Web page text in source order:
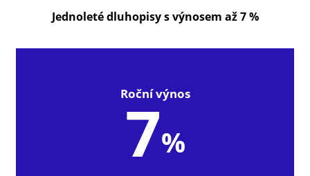
Jednoleté dluhopisy s výnosem až 7 %
Roční výnos
7%